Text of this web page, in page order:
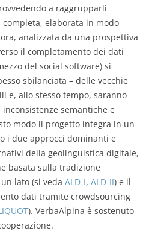
a raggrupparli
elaborata in modo
analizzata da una prospettiva
il completamento dei dati
del social software) si
sbilanciata – delle vecchie
e, allo stesso tempo, saranno
semantiche e
modo il progetto integra in un
i due approcci dominanti e
della geolinguistica digitale,
basata sulla tradizione
lato (si veda ALD-I, ALD-II) e il
dati tramite crowdsourcing
). VerbaAlpina è sostenuto